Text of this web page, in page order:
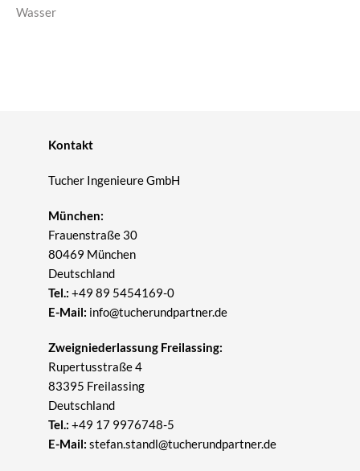
Wasser
Kontakt
Tucher Ingenieure GmbH
München:
Frauenstraße 30
80469 München
Deutschland
Tel.: +49 89 5454169-0
E-Mail: info@tucherundpartner.de
Zweigniederlassung Freilassing:
Rupertusstraße 4
83395 Freilassing
Deutschland
Tel.: +49 17 9976748-5
E-Mail: stefan.standl@tucherundpartner.de